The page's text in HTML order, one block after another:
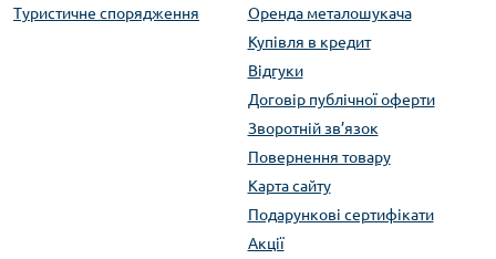
Туристичне спорядження
Оренда металошукача
Купівля в кредит
Відгуки
Договір публічної оферти
Зворотній зв’язок
Повернення товару
Карта сайту
Подарункові сертифікати
Акції